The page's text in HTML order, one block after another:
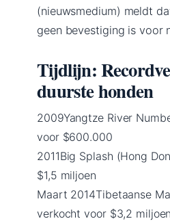
(nieuwsmedium) meldt
geen bevestiging is voor
Tijdlijn:
duurste honden
2009Yangtze River
voor $600.000
2011Big Splash (Hong
$1,5 miljoen
Maart 2014Tibetaanse
verkocht voor $3,2